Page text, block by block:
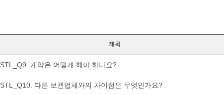
제목
STL_Q9. 계약은 어떻게 해야 하나요?
STL_Q10. 다른 보관업체와의 차이점은 무엇인가요?